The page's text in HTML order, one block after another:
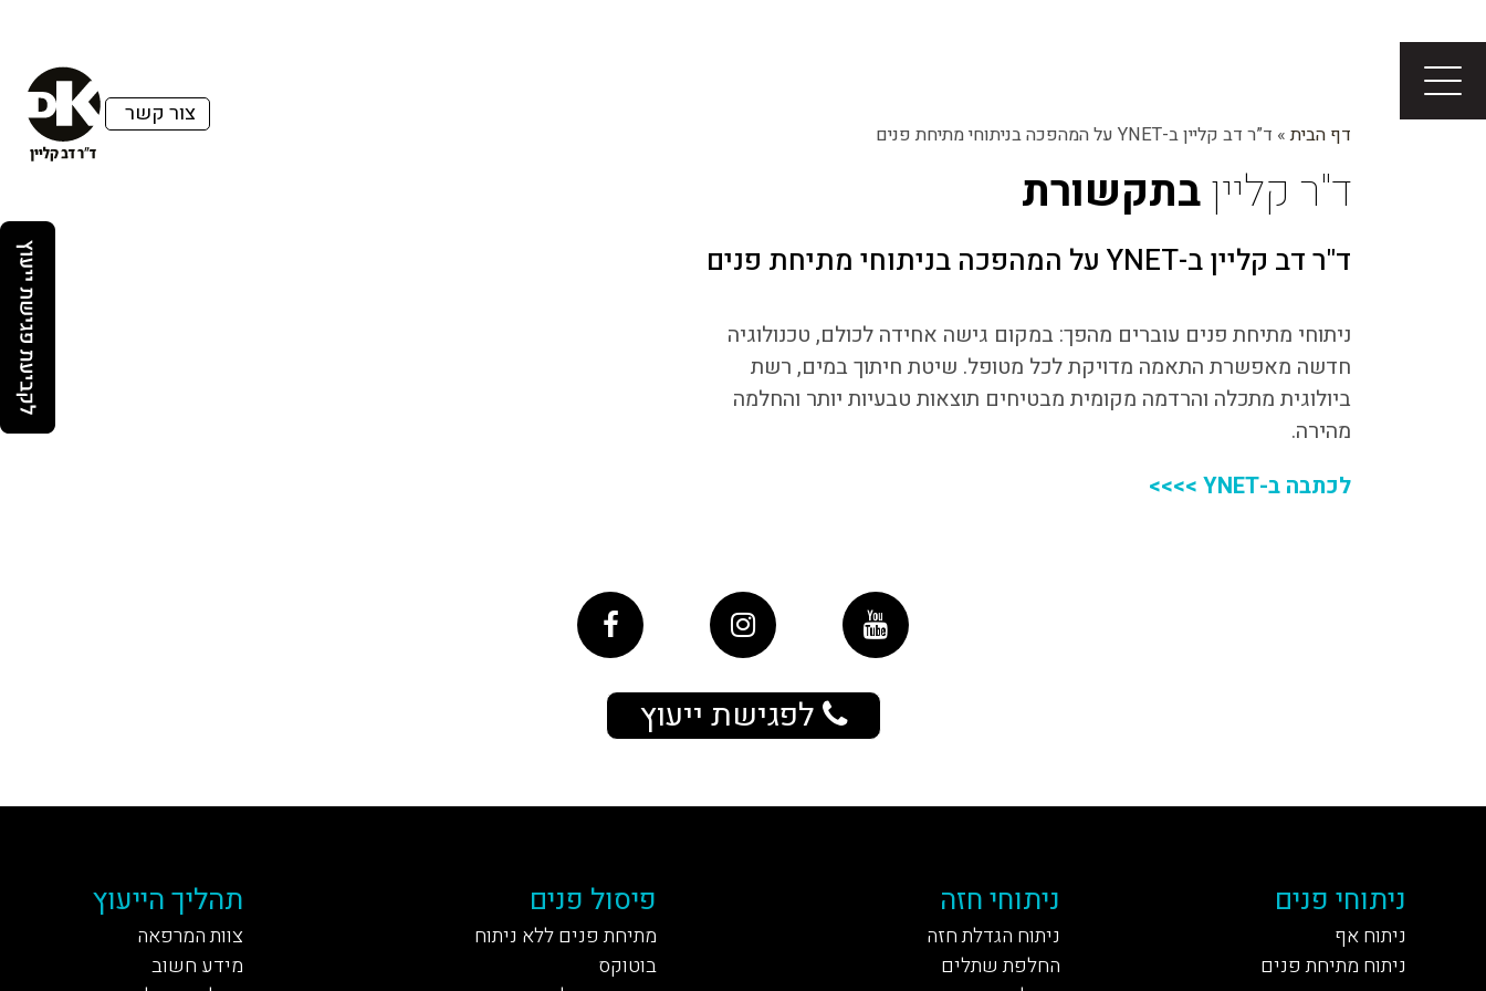
צור קשר
דף הבית» ד”ר דב קליין ב-YNET על המהפכה בניתוחי מתיחת פנים
ד"ר קלייןבתקשורת
ד"ר דב קליין ב-YNET על המהפכה בניתוחי מתיחת פנים
ניתוחי מתיחת פנים עוברים מהפך: במקום גישה אחידה לכולם, טכנולוגיה
חדשה מאפשרת התאמה מדויקת לכל מטופל. שיטת חיתוך במים, רשת
ביולוגית מתכלה והרדמה מקומית מבטיחים תוצאות טבעיות יותר והחלמה
מהירה.
לכתבה ב-YNET >>>>
לפגישת ייעוץ
ניתוחי פנים
ניתוח אף
ניתוח מתיחת פנים
ניתוחי חזה
ניתוח הגדלת חזה
החלפת שתלים
פיסול פנים
מתיחת פנים ללא ניתוח
בוטוקס
תהליך הייעוץ
צוות המרפאה
מידע חשוב